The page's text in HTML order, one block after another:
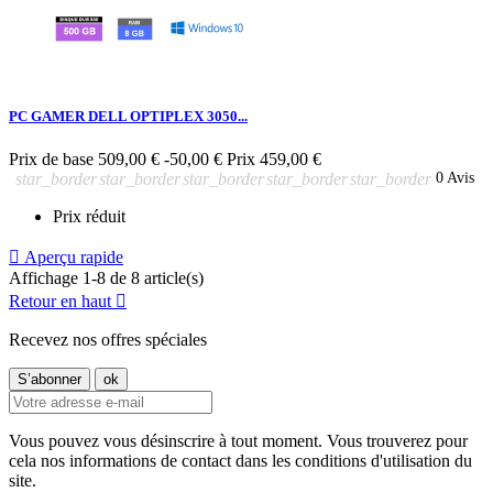
PC GAMER DELL OPTIPLEX 3050...
Prix de base 509,00 € -50,00 € Prix 459,00 €
star_borderstar_borderstar_borderstar_borderstar_border 0 Avis
Prix réduit
 Aperçu rapide
Affichage 1-8 de 8 article(s)
Retour en haut 
Recevez nos offres spéciales
Vous pouvez vous désinscrire à tout moment. Vous trouverez pour
cela nos informations de contact dans les conditions d'utilisation du
site.